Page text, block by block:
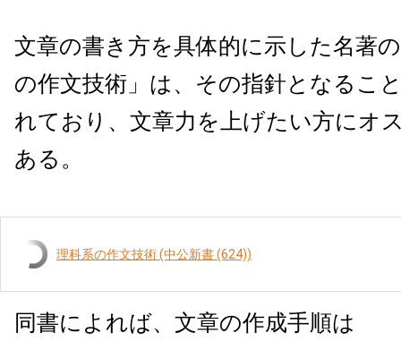
文章の書き方を具体的に示した名著
の作文技術」は、その指針となるこ
れており、文章力を上げたい方にオ
ある。
理科系の作文技術 (中公新書 (624))
同書によれば、文章の作成手順は